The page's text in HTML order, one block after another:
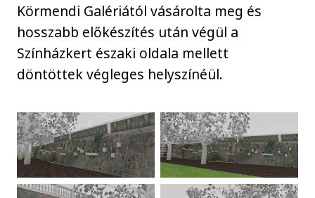
Körmendi Galériától vásárolta meg és
hosszabb előkészítés után végül a
Színházkert északi oldala mellett
döntöttek végleges helyszínéül.